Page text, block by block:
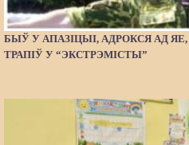
БЫЎ У АПАЗІЦЫІ, АДРОКСЯ АД
ТРАПІЎ У “ЭКСТРЭМІСТЫ”